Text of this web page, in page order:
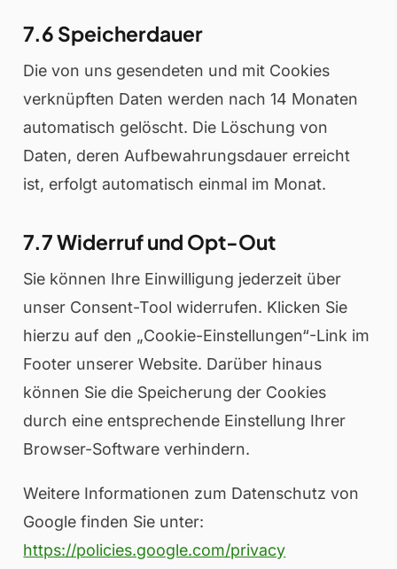
7.6 Speicherdauer
Die von uns gesendeten und mit Cookies
verknüpften Daten werden nach 14 Monaten
automatisch gelöscht. Die Löschung von
Daten, deren Aufbewahrungsdauer erreicht
ist, erfolgt automatisch einmal im Monat.
7.7 Widerruf und Opt-Out
Sie können Ihre Einwilligung jederzeit über
unser Consent-Tool widerrufen. Klicken Sie
hierzu auf den „Cookie-Einstellungen“-Link im
Footer unserer Website. Darüber hinaus
können Sie die Speicherung der Cookies
durch eine entsprechende Einstellung Ihrer
Browser-Software verhindern.
Weitere Informationen zum Datenschutz von
Google finden Sie unter:
https://policies.google.com/privacy